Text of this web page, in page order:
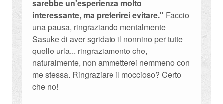
sarebbe un'esperienza molto
interessante, ma preferirei evitare." Faccio
una pausa, ringraziando mentalmente
Sasuke di aver sgridato il nonnino per tutte
quelle urla... ringraziamento che,
naturalmente, non ammetterei nemmeno con
me stessa. Ringraziare il moccioso? Certo
che no!